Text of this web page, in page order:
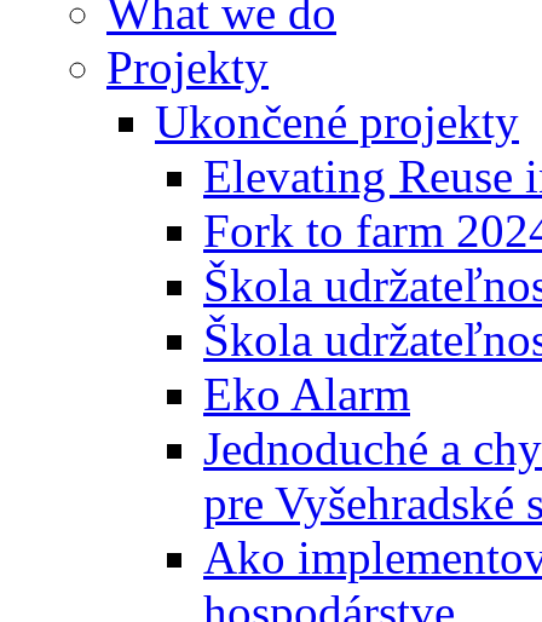
What we do
Projekty
Ukončené projekty
Elevating Reuse
Fork to farm
Škola
Škola
Eko Alarm
Jednoduché a
pre Vyšehradské
Ako
hospodárstve